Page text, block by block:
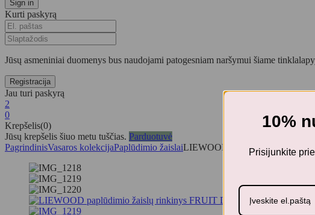
Kurti paskyrą
Jūsų asmeniniai duomenys bus naudojami patogesniam naršymui šiame
Jau turi paskyrą
2
0
Krepšelis(0)
Jūsų krepšelis šiuo metu tuščias. Parduotuvė
PagrindinisVasaros kolekcijaPaplūdimio žaislaiLIEWOOD paplūdimio žaislų
10%
Prisijunkite